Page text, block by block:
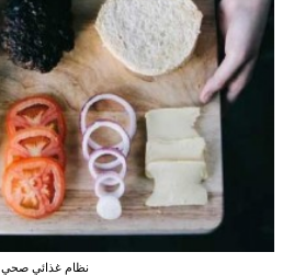
نظام غذائي صحي